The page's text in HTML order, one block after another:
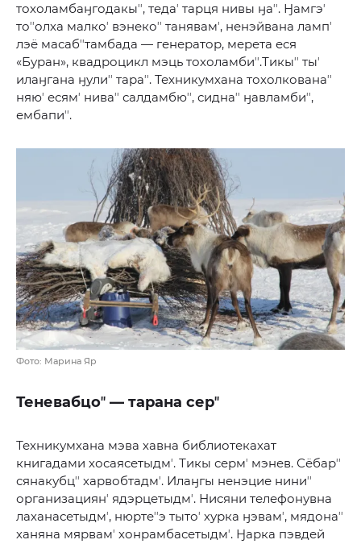
тохоламбаӈгодакыʼʼ, тедаʼ тарця нивы ӈаʼʼ. Ӈамгэʼ
тоʼʼолха малкоʼ вэнекоʼʼ танявамʼ, ненэйвана лампʼ
лэё масабʼʼтамбада — генератор, мерета еся
«Буран», квадроцикл мэць тохоламбиʼʼ.Тикыʼʼ тыʼ
илаӈгана ӈулиʼʼ тараʼʼ. Техникумхана тохолкованаʼʼ
няюʼ есямʼ ниваʼʼ салдамбюʼʼ, сиднаʼʼ ӈавламбиʼʼ,
ембапиʼʼ.
Фото: Марина Яр
Теневабцоʼʼ — тарана серʼʼ
Техникумхана мэва хавна библиотекахат
книгадами хосаясетыдмʼ. Тикы сермʼ мэнев. Сёбарʼʼ
сянакубцʼʼ харвобтадмʼ. Илаӈгы ненэцие ниниʼʼ
организациянʼ ядэрцетыдмʼ. Нисяни телефонувна
лаханасетыдмʼ, нюртеʼʼэ тытоʼ хурка ӈэвамʼ, мядонаʼʼ
ханяна мярвамʼ хонрамбасетыдмʼ. Ӈарка пэвдей